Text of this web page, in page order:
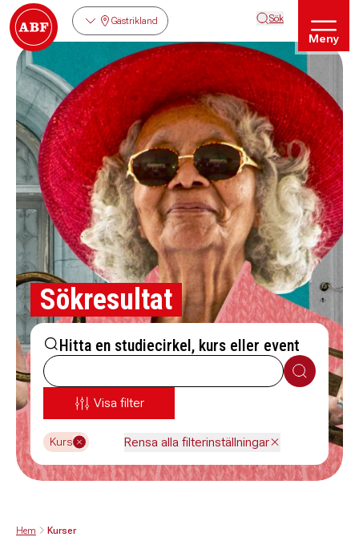
Gästrikland Sök
Meny
Sökresultat
Hitta en studiecirkel, kurs eller event
Sök
Visa filter
Kurs Rensa alla filterinställningar
Hem Kurser